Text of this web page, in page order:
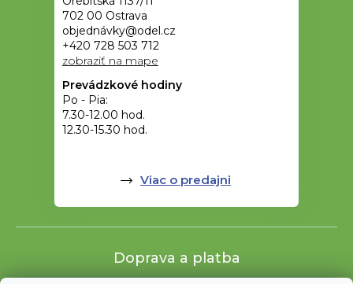
702 00 Ostrava
objednávky@odel.cz
+420 728 503 712
zobraziť na mape
Prevádzkové hodiny
Po - Pia:
7.30-12.00 hod.
12.30-15.30 hod.
Viac o predajni
Doprava a platba